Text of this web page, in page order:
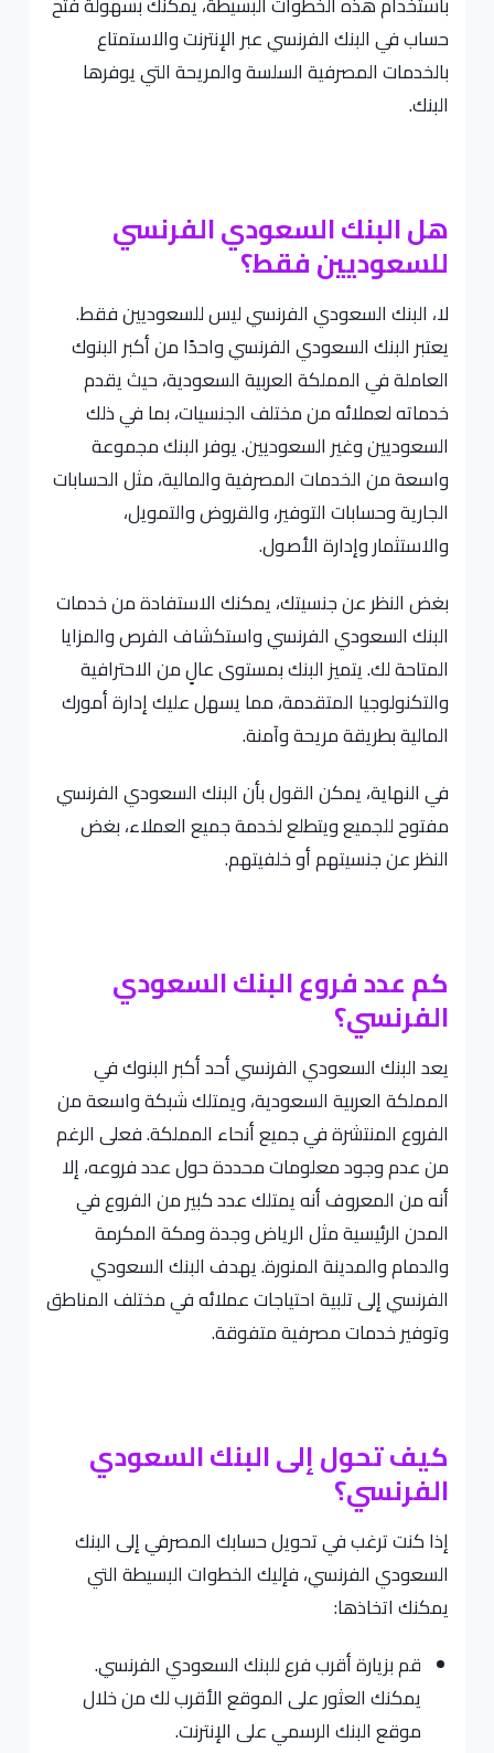
حساب في البنك الفرنسي عبر الإنترنت والاستمتاع
بالخدمات المصرفية السلسة والمريحة التي يوفرها
البنك.
هل البنك السعودي الفرنسي
للسعوديين فقط؟
لا، البنك السعودي الفرنسي ليس للسعوديين فقط.
يعتبر البنك السعودي الفرنسي واحدًا من أكبر البنوك
العاملة في المملكة العربية السعودية، حيث يقدم
خدماته لعملائه من مختلف الجنسيات، بما في ذلك
السعوديين وغير السعوديين. يوفر البنك مجموعة
واسعة من الخدمات المصرفية والمالية، مثل الحسابات
الجارية وحسابات التوفير، والقروض والتمويل،
والاستثمار وإدارة الأصول.
بغض النظر عن جنسيتك، يمكنك الاستفادة من خدمات
البنك السعودي الفرنسي واستكشاف الفرص والمزايا
المتاحة لك. يتميز البنك بمستوى عالٍ من الاحترافية
والتكنولوجيا المتقدمة، مما يسهل عليك إدارة أمورك
المالية بطريقة مريحة وآمنة.
في النهاية، يمكن القول بأن البنك السعودي الفرنسي
مفتوح للجميع ويتطلع لخدمة جميع العملاء، بغض
النظر عن جنسيتهم أو خلفيتهم.
كم عدد فروع البنك السعودي
الفرنسي؟
يعد البنك السعودي الفرنسي أحد أكبر البنوك في
المملكة العربية السعودية، ويمتلك شبكة واسعة من
الفروع المنتشرة في جميع أنحاء المملكة. فعلى الرغم
من عدم وجود معلومات محددة حول عدد فروعه، إلا
أنه من المعروف أنه يمتلك عدد كبير من الفروع في
المدن الرئيسية مثل الرياض وجدة ومكة المكرمة
والدمام والمدينة المنورة. يهدف البنك السعودي
الفرنسي إلى تلبية احتياجات عملائه في مختلف المناطق
وتوفير خدمات مصرفية متفوقة.
كيف تحول إلى البنك السعودي
الفرنسي؟
إذا كنت ترغب في تحويل حسابك المصرفي إلى البنك
السعودي الفرنسي، فإليك الخطوات البسيطة التي
يمكنك اتخاذها:
قم بزيارة أقرب فرع للبنك السعودي الفرنسي.
يمكنك العثور على الموقع الأقرب لك من خلال
موقع البنك الرسمي على الإنترنت.